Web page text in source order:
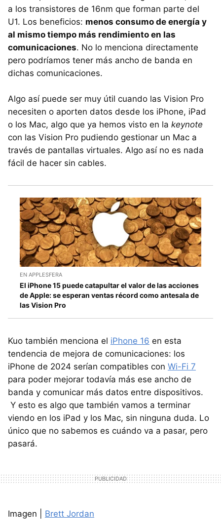
a los transistores de 16nm que forman parte del
U1. Los beneficios: menos consumo de energía y
al mismo tiempo más rendimiento en las
comunicaciones. No lo menciona directamente
pero podríamos tener más ancho de banda en
dichas comunicaciones.
Algo así puede ser muy útil cuando las Vision Pro
necesiten o aporten datos desde los iPhone, iPad
o los Mac, algo que ya hemos visto en la keynote
con las Vision Pro pudiendo gestionar un Mac a
través de pantallas virtuales. Algo así no es nada
fácil de hacer sin cables.
EN APPLESFERA
El iPhone 15 puede catapultar el valor de las acciones
de Apple: se esperan ventas récord como antesala de
las Vision Pro
Kuo también menciona el iPhone 16 en esta
tendencia de mejora de comunicaciones: los
iPhone de 2024 serían compatibles con Wi-Fi 7
para poder mejorar todavía más ese ancho de
banda y comunicar más datos entre dispositivos.
Y esto es algo que también vamos a terminar
viendo en los iPad y los Mac, sin ninguna duda. Lo
único que no sabemos es cuándo va a pasar, pero
pasará.
Imagen | Brett Jordan